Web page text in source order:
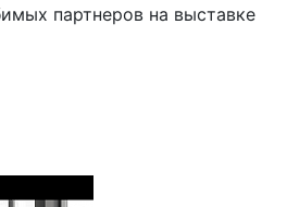
партнеров на выставке